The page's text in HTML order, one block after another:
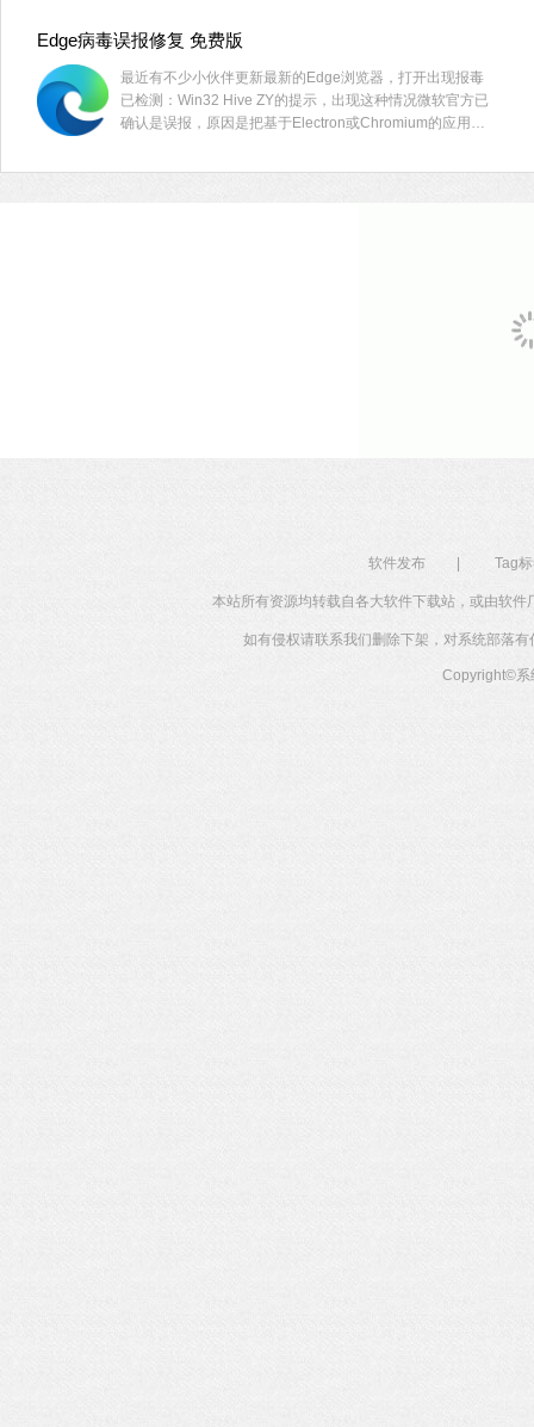
Edge病毒误报修复 免费版
最近有不少小伙伴更新最新的Edge浏览器，打开出现报毒
已检测：Win32 Hive ZY的提示，出现这种情况微软官方已
确认是误报，原因是把基于Electron或Chromium的应用程
软件发布 Tag
本站所有资源均转载自各大软件下载站，或由软
如有侵权请联系我们删除下架，对系统部落
Copyright©系